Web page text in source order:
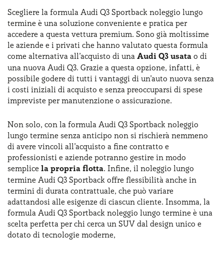
Scegliere la formula Audi Q3 Sportback noleggio lungo
termine è una soluzione conveniente e pratica per
accedere a questa vettura premium. Sono già moltissime
le aziende e i privati che hanno valutato questa formula
come alternativa all’acquisto di una Audi Q3 usata o di
una nuova Audi Q3. Grazie a questa opzione, infatti, è
possibile godere di tutti i vantaggi di un’auto nuova senza
i costi iniziali di acquisto e senza preoccuparsi di spese
impreviste per manutenzione o assicurazione.
Non solo, con la formula Audi Q3 Sportback noleggio
lungo termine senza anticipo non si rischierà nemmeno
di avere vincoli all’acquisto a fine contratto e
professionisti e aziende potranno gestire in modo
semplice la propria flotta. Infine, il noleggio lungo
termine Audi Q3 Sportback offre flessibilità anche in
termini di durata contrattuale, che può variare
adattandosi alle esigenze di ciascun cliente. Insomma, la
formula Audi Q3 Sportback noleggio lungo termine è una
scelta perfetta per chi cerca un SUV dal design unico e
dotato di tecnologie moderne,